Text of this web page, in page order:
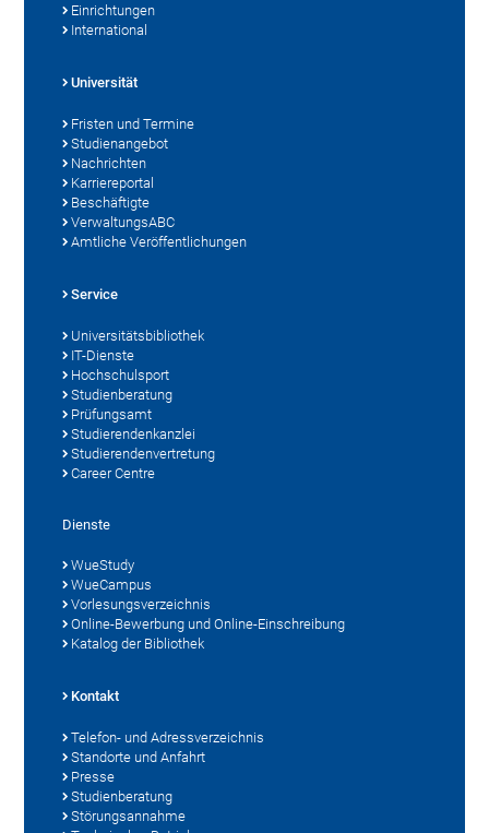
Einrichtungen
International
Universität
Fristen und Termine
Studienangebot
Nachrichten
Karriereportal
Beschäftigte
VerwaltungsABC
Amtliche Veröffentlichungen
Service
Universitätsbibliothek
IT-Dienste
Hochschulsport
Studienberatung
Prüfungsamt
Studierendenkanzlei
Studierendenvertretung
Career Centre
Dienste
WueStudy
WueCampus
Vorlesungsverzeichnis
Online-Bewerbung und Online-Einschreibung
Katalog der Bibliothek
Kontakt
Telefon- und Adressverzeichnis
Standorte und Anfahrt
Presse
Studienberatung
Störungsannahme